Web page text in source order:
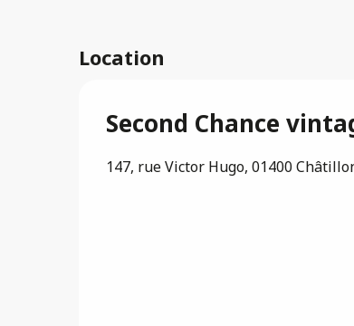
Location
Second Chance
147, rue Victor Hugo, 01400